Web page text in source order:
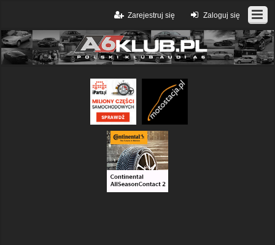
Zaloguj się
Zarejestruj się